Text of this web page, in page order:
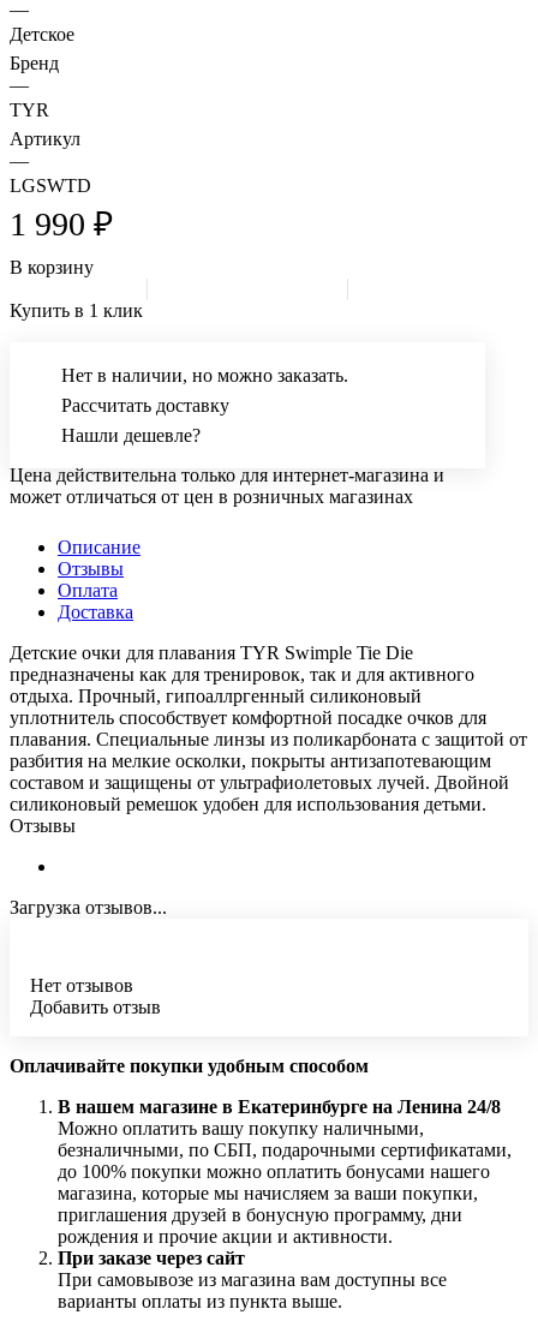
—
Детское
Бренд
—
TYR
Артикул
—
LGSWTD
1 990 ₽
В корзину
Купить в 1 клик
Нет в наличии, но можно заказать.
Рассчитать доставку
Нашли дешевле?
Цена действительна только для интернет-магазина и
может отличаться от цен в розничных магазинах
Описание
Отзывы
Оплата
Доставка
Детские очки для плавания TYR Swimple Tie Die
предназначены как для тренировок, так и для активного
отдыха. Прочный, гипоаллргенный силиконовый
уплотнитель способствует комфортной посадке очков для
плавания. Специальные линзы из поликарбоната с защитой от
разбития на мелкие осколки, покрыты антизапотевающим
составом и защищены от ультрафиолетовых лучей. Двойной
силиконовый ремешок удобен для использования детьми.
Отзывы
Загрузка отзывов...
Нет отзывов
Добавить отзыв
Оплачивайте покупки удобным способом
В нашем магазине в Екатеринбурге на Ленина 24/8
Можно оплатить вашу покупку наличными,
безналичными, по СБП, подарочными сертификатами,
до 100% покупки можно оплатить бонусами нашего
магазина, которые мы начисляем за ваши покупки,
приглашения друзей в бонусную программу, дни
рождения и прочие акции и активности.
При заказе через сайт
При самовывозе из магазина вам доступны все
варианты оплаты из пункта выше.